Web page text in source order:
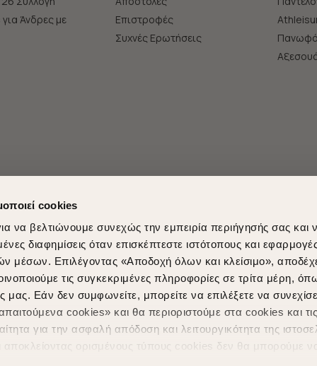
cookies
να βελτιώνουμε συνεχώς την εμπειρία περιήγησής σας και
διαφημίσεις όταν επισκέπτεστε ιστότοπους και
μέσων. Επιλέγοντας «Αποδοχή όλων και κλείσιμο»,
τις συγκεκριμένες πληροφορίες σε τρίτα μέρη,
μας. Εάν δεν συμφωνείτε, μπορείτε να επιλέξετε να
cookies» και θα περιοριστούμε στα cookies και τις
για την ασφαλή απόδοση και λειτουργικότητα της
ορισμένους τύπους cookies δεν θα μπορούμε
Άνδρες με
Επιστροφές
Συχνές Ερωτήσεις
Shopping in secure with Shipping